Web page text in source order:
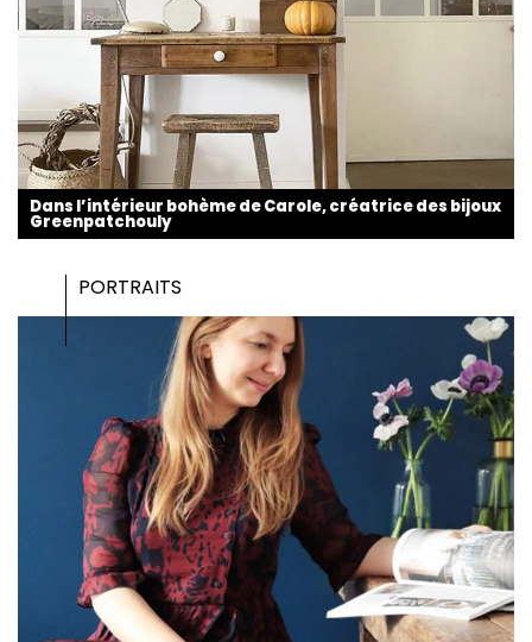
Dans l’intérieur bohème de Carole, créatrice des bijoux
Greenpatchouly
PORTRAITS